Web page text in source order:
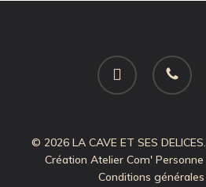
facebook phone
© 2026 LA CAVE ET SES
Création Atelier Com' Personne
Conditions